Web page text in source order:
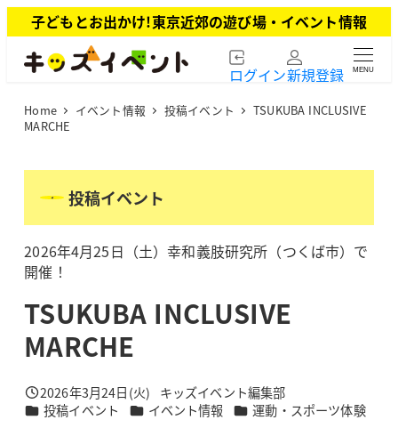
イ
子どもとお出かけ!東京近郊の遊び場・イベント情報
ログイン新規登録 MENU
Home イベント情報 投稿イベント
TSUKUBA INCLUSIVE
MARCHE
投稿イベント
2026年4月25日（土）幸和義肢研究所（つくば市）で
開催！
TSUKUBA INCLUSIVE
MARCHE
投稿日
2026年3月24日(火)
著
者
キッズイベント編集部
カテゴリー
投稿イベント カテゴリー
イベント情報 カテゴリー
運動・スポーツ体験